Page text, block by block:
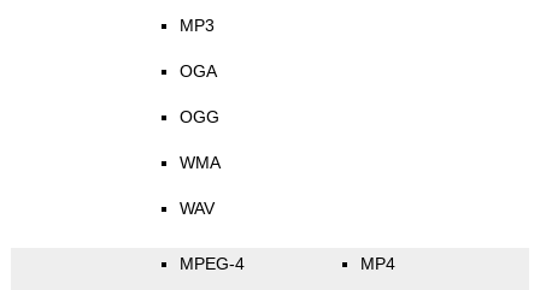
MP3
OGA
OGG
WMA
WAV
MPEG-4 MP4